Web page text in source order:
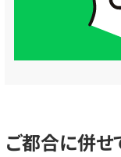
ご都合に併せ